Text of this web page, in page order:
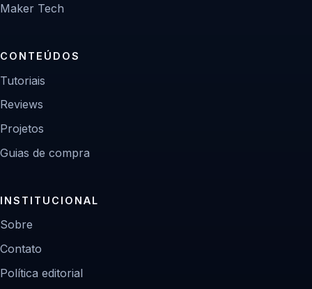
Maker Tech
CONTEÚDOS
Tutoriais
Reviews
Projetos
Guias de compra
INSTITUCIONAL
Sobre
Contato
Política editorial